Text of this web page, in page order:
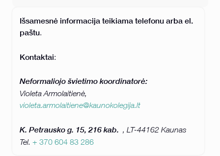
Išsamesnė informacija teikiama telefonu arba el.
paštu.
Kontaktai:
Neformaliojo švietimo koordinatorė:
Violeta Armolaitienė,
violeta.armolaitiene@kaunokolegija.lt
K. Petrausko g. 15, 216 kab. , LT-44162 Kaunas
Tel. + 370 604 83 286